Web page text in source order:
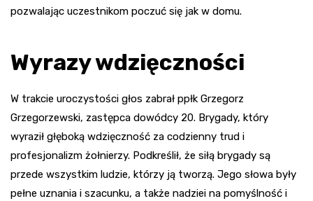
pozwalając uczestnikom poczuć się jak w domu.
Wyrazy wdzięczności
W trakcie uroczystości głos zabrał ppłk Grzegorz
Grzegorzewski, zastępca dowódcy 20. Brygady, który
wyraził głęboką wdzięczność za codzienny trud i
profesjonalizm żołnierzy. Podkreślił, że siłą brygady są
przede wszystkim ludzie, którzy ją tworzą. Jego słowa były
pełne uznania i szacunku, a także nadziei na pomyślność i